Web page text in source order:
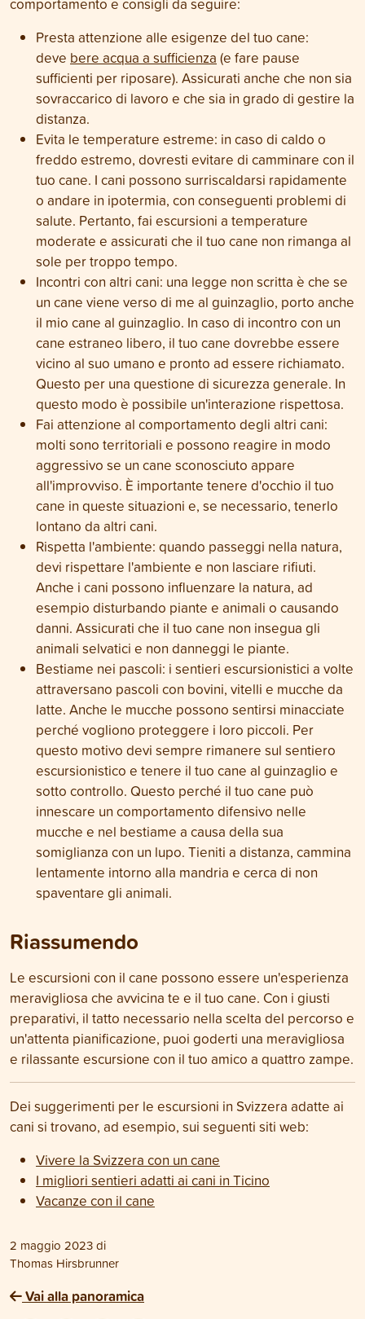
Presta attenzione alle esigenze del tuo cane:
deve bere acqua a sufficienza (e fare pause
sufficienti per riposare). Assicurati anche che non sia
sovraccarico di lavoro e che sia in grado di gestire la
distanza.
Evita le temperature estreme: in caso di caldo o
freddo estremo, dovresti evitare di camminare con il
tuo cane. I cani possono surriscaldarsi rapidamente
o andare in ipotermia, con conseguenti problemi di
salute. Pertanto, fai escursioni a temperature
moderate e assicurati che il tuo cane non rimanga al
sole per troppo tempo.
Incontri con altri cani: una legge non scritta è che se
un cane viene verso di me al guinzaglio, porto anche
il mio cane al guinzaglio. In caso di incontro con un
cane estraneo libero, il tuo cane dovrebbe essere
vicino al suo umano e pronto ad essere richiamato.
Questo per una questione di sicurezza generale. In
questo modo è possibile un'interazione rispettosa.
Fai attenzione al comportamento degli altri cani:
molti sono territoriali e possono reagire in modo
aggressivo se un cane sconosciuto appare
all'improvviso. È importante tenere d'occhio il tuo
cane in queste situazioni e, se necessario, tenerlo
lontano da altri cani.
Rispetta l'ambiente: quando passeggi nella natura,
devi rispettare l'ambiente e non lasciare rifiuti.
Anche i cani possono influenzare la natura, ad
esempio disturbando piante e animali o causando
danni. Assicurati che il tuo cane non insegua gli
animali selvatici e non danneggi le piante.
Bestiame nei pascoli: i sentieri escursionistici a volte
attraversano pascoli con bovini, vitelli e mucche da
latte. Anche le mucche possono sentirsi minacciate
perché vogliono proteggere i loro piccoli. Per
questo motivo devi sempre rimanere sul sentiero
escursionistico e tenere il tuo cane al guinzaglio e
sotto controllo. Questo perché il tuo cane può
innescare un comportamento difensivo nelle
mucche e nel bestiame a causa della sua
somiglianza con un lupo. Tieniti a distanza, cammina
lentamente intorno alla mandria e cerca di non
spaventare gli animali.
Riassumendo
Le escursioni con il cane possono essere un'esperienza
meravigliosa che avvicina te e il tuo cane. Con i giusti
preparativi, il tatto necessario nella scelta del percorso e
un'attenta pianificazione, puoi goderti una meravigliosa
e rilassante escursione con il tuo amico a quattro zampe.
Dei suggerimenti per le escursioni in Svizzera adatte ai
cani si trovano, ad esempio, sui seguenti siti web:
Vivere la Svizzera con un cane
I migliori sentieri adatti ai cani in Ticino
Vacanze con il cane
2 maggio 2023di
Thomas Hirsbrunner
Vai alla panoramica